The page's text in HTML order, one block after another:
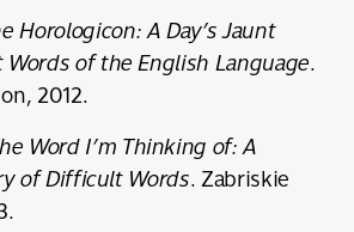
Horologicon: A Day’s Jaunt
of the English Language.
2012.
Word I’m Thinking of: A
of Difficult Words. Zabriskie